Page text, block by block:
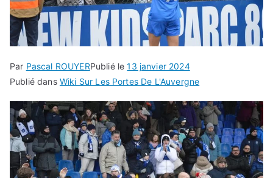
Par Pascal ROUYERPublié le13 janvier 2024
Publié dans Wiki Sur Les Portes De L'Auvergne